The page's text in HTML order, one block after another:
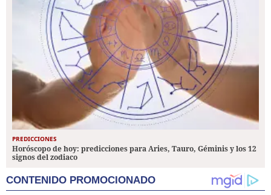
PREDICCIONES
Horóscopo de hoy: predicciones para Aries, Tauro, Géminis y los 12
signos del zodiaco
CONTENIDO PROMOCIONADO